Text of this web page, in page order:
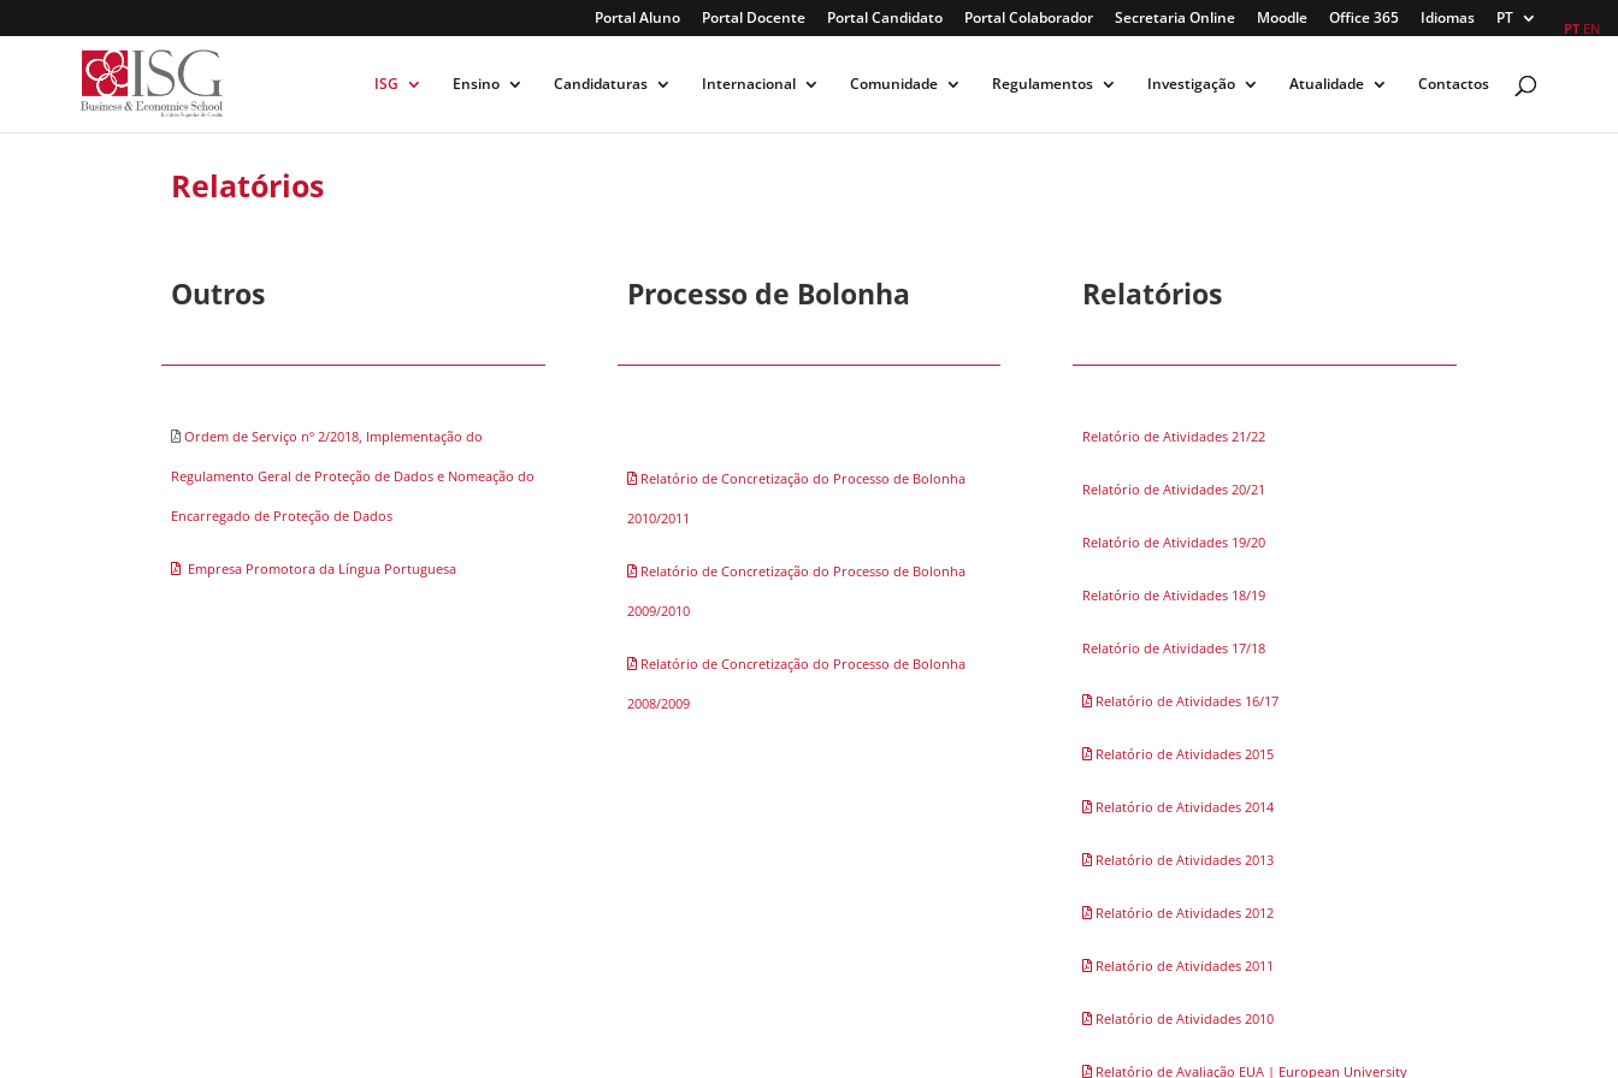
Portal Aluno Portal Docente Portal Candidato Portal Colaborador Secretaria Online Moodle Office 365 Idiomas PT
ISG Ensino Candidaturas Internacional Comunidade Regulamentos Investigação Atualidade Contactos
Relatórios
Outros
Ordem de Serviço nº 2/2018, Implementação do
Regulamento Geral de Proteção de Dados e Nomeação do
Encarregado de Proteção de Dados
Empresa Promotora da Língua Portuguesa
Processo de Bolonha
Relatório de Concretização do Processo de Bolonha
2010/2011
Relatório de Concretização do Processo de Bolonha
2009/2010
Relatório de Concretização do Processo de Bolonha
2008/2009
Relatórios
Relatório de Atividades 21/22
Relatório de Atividades 20/21
Relatório de Atividades 19/20
Relatório de Atividades 18/19
Relatório de Atividades 17/18
Relatório de Atividades 16/17
Relatório de Atividades 2015
Relatório de Atividades 2014
Relatório de Atividades 2013
Relatório de Atividades 2012
Relatório de Atividades 2011
Relatório de Atividades 2010
Relatório de Avaliação EUA | European University
PT EN